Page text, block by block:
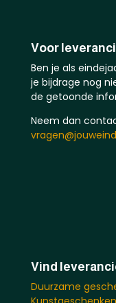
Voor
Ben je als
je bijdrage nog
de getoonde
Neem dan
Vind
Duurzame